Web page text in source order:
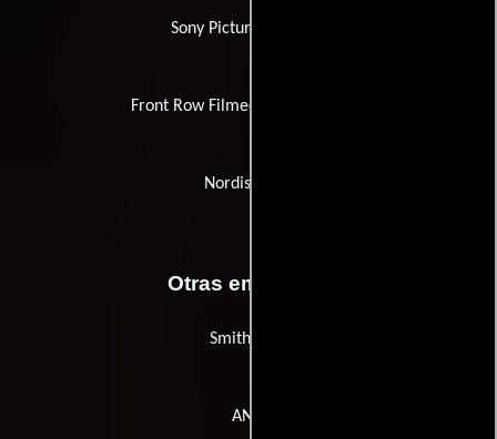
Sony Pictures Classics
Front Row Filmed Entertainment
Nordisk Film
Otras empresas
SmithDehn
ANJS